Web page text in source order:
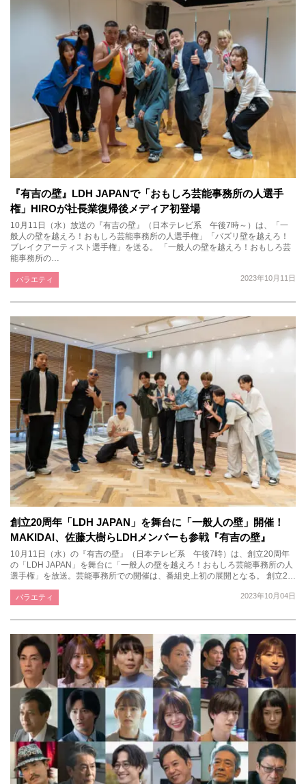
『有吉の壁』LDH JAPANで「おもしろ芸能事務所の人選手
権」HIROが社長業復帰後メディア初登場
10月11日（水）放送の『有吉の壁』（日本テレビ系 午後7時～）は、「一
般人の壁を越えろ！おもしろ芸能事務所の人選手権」「バズリ壁を越えろ！
ブレイクアーティスト選手権」を送る。 「一般人の壁を越えろ！おもしろ芸
能事務所の…
2023年10月11日
バラエティ
創立20周年「LDH JAPAN」を舞台に「一般人の壁」開催！
MAKIDAI、佐藤大樹らLDHメンバーも参戦『有吉の壁』
10月11日（水）の『有吉の壁』（日本テレビ系 午後7時）は、創立20周年
の「LDH JAPAN」を舞台に「一般人の壁を越えろ！おもしろ芸能事務所の人
選手権」を放送。芸能事務所での開催は、番組史上初の展開となる。 創立2…
2023年10月04日
バラエティ